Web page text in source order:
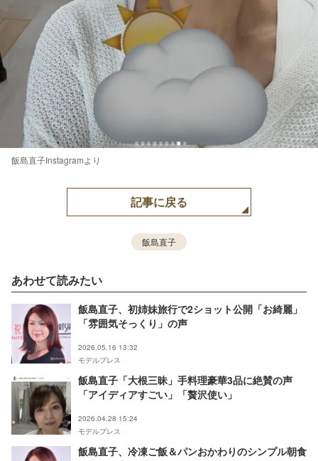
飯島直子Instagramより
記事に戻る
飯島直子
あわせて読みたい
飯島直子、初姉妹旅行で2ショット公開「お綺麗」
「雰囲気そっくり」の声
2026.05.16 13:32
モデルプレス
飯島直子「大根三昧」手料理豪華3品に絶賛の声
「アイディアすごい」「贅沢使い」
2026.04.28 15:24
モデルプレス
飯島直子、冷凍ご飯＆パンおかわりのシンプル朝食